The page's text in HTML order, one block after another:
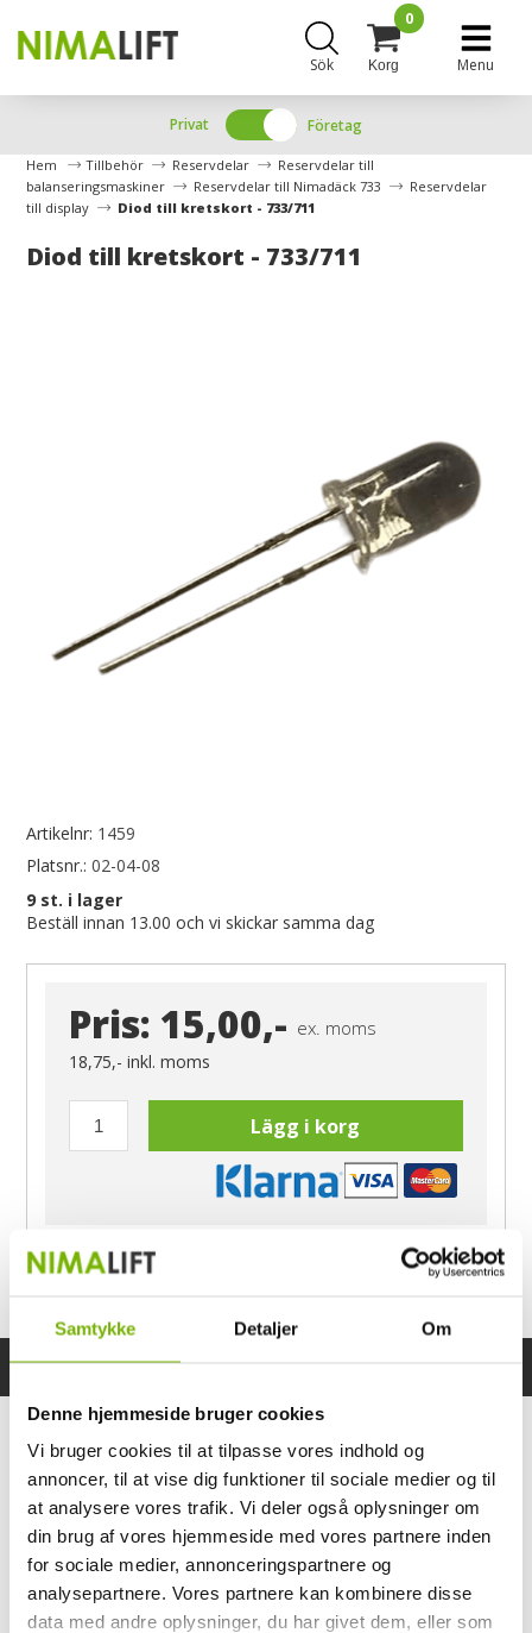
Samtykke Detaljer Om
Denne hjemmeside bruger cookies
Vi bruger cookies til at tilpasse vores indhold og
annoncer, til at vise dig funktioner til sociale medier og til
at analysere vores trafik. Vi deler også oplysninger om
din brug af vores hjemmeside med vores partnere inden
for sociale medier, annonceringspartnere og
analysepartnere. Vores partnere kan kombinere disse
data med andre oplysninger, du har givet dem, eller som
Sök Korg
0
Menu
Privat Företag
Hem Tillbehör Reservdelar
Reservdelar till
balanseringsmaskiner
Reservdelar till Nimadäck 733
Reservdelar
till display
Diod till kretskort - 733/711
Diod till kretskort - 733/711
Artikelnr: 1459
Platsnr.: 02-04-08
9 st. i lager
Beställ innan 13.00 och vi skickar samma dag
Pris: 15,00,- ex. moms
18,75,-inkl. moms
Lägg i korg